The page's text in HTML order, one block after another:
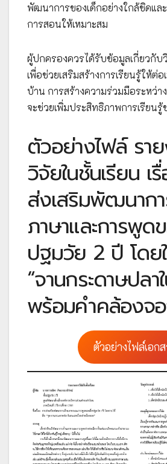
พัฒนาการของเด็กอย่างใกล้ชิดแล
การสอนให้เหมาะสม
ผู้ปกครองควรได้รับข้อมูลเกี่ยวกับ
เพื่อช่วยเสริมสร้างการเรียนรู้ให้ต่อ
บ้าน การสร้างความร่วมมือระหว่า
จะช่วยเพิ่มประสิทธิภาพการเรียนรู้
ตัวอย่างไฟล์ รา
วิจัยในชั้นเรียน เ
ส่งเสริมพัฒนาก
ภาษาและการพูด
ปฐมวัย 2 ปี โดย
“จานกระดาษปลา
พร้อมคำคล้องจ
ตัวอย่างไฟล์เอก